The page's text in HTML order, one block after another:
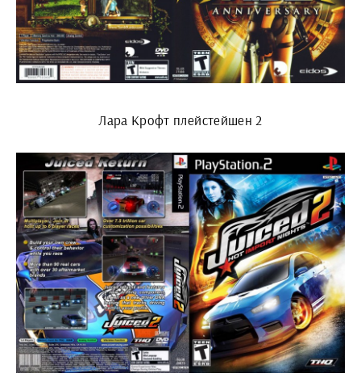
Лара Крофт плейстейшен 2